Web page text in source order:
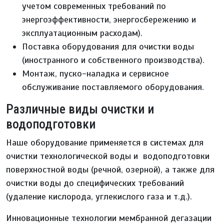
учетом современных требований по
энергоэффективности, энергосбережению и
эксплуатационным расходам).
Поставка оборудования для очистки воды
(иностранного и собственного производства).
Монтаж, пуско-наладка и сервисное
обслуживание поставляемого оборудования.
Различные виды очистки и
водоподготовки
Наше оборудование применяется в системах для
очистки технологической воды и водоподготовки
поверхностной воды (речной, озерной), а также для
очистки воды до специфических требований
(удаление кислорода, углекислого газа и т.д.).
Инновационные технологии мембранной дегазации